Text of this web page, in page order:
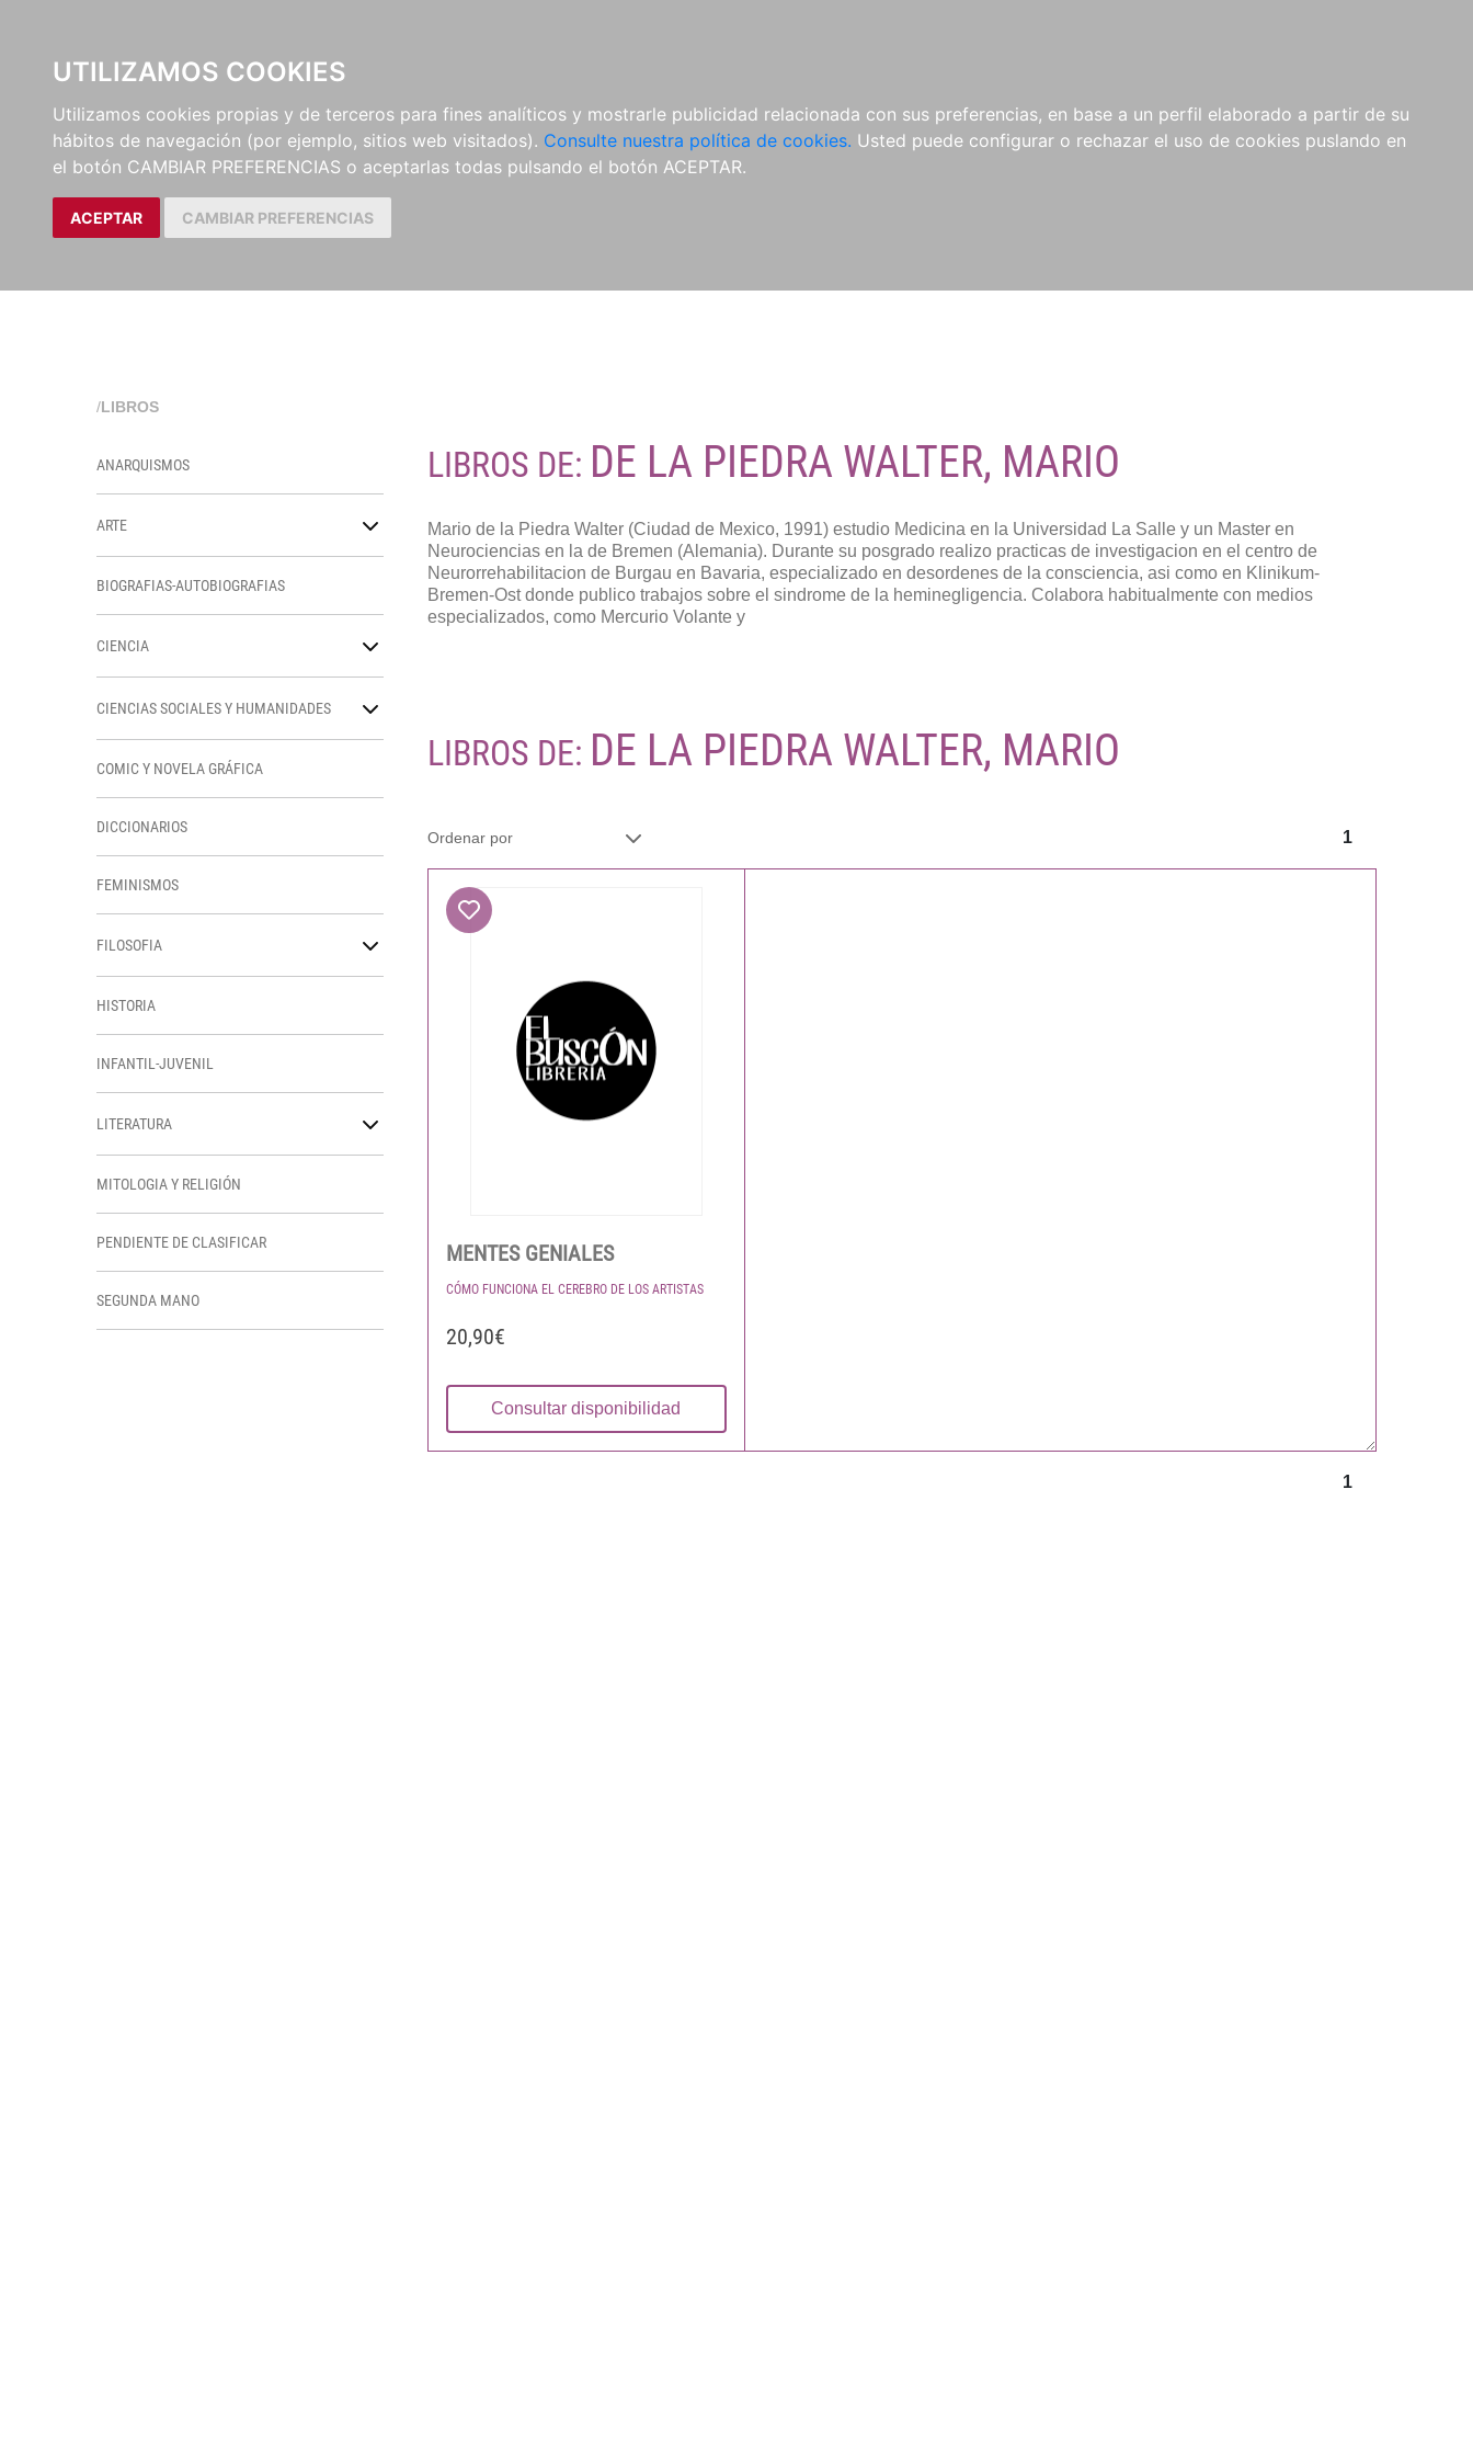
UTILIZAMOS COOKIES
Utilizamos cookies propias y de terceros para fines analíticos y mostrarle publicidad relacionada con sus preferencias, en base a un perfil elaborado a partir de su
hábitos de navegación (por ejemplo, sitios web visitados). Consulte nuestra política de cookies. Usted puede configurar o rechazar el uso de cookies puslando en
el botón CAMBIAR PREFERENCIAS o aceptarlas todas pulsando el botón ACEPTAR.
ACEPTAR CAMBIAR PREFERENCIAS
/LIBROS
ANARQUISMOS
ARTE
BIOGRAFIAS-AUTOBIOGRAFIAS
CIENCIA
CIENCIAS SOCIALES Y HUMANIDADES
COMIC Y NOVELA GRÁFICA
DICCIONARIOS
FEMINISMOS
FILOSOFIA
HISTORIA
INFANTIL-JUVENIL
LITERATURA
MITOLOGIA Y RELIGIÓN
PENDIENTE DE CLASIFICAR
SEGUNDA MANO
LIBROS DE: DE LA PIEDRA WALTER, MARIO
Mario de la Piedra Walter (Ciudad de Mexico, 1991) estudio Medicina en la Universidad La Salle y un Master en
Neurociencias en la de Bremen (Alemania). Durante su posgrado realizo practicas de investigacion en el centro de
Neurorrehabilitacion de Burgau en Bavaria, especializado en desordenes de la consciencia, asi como en Klinikum-
Bremen-Ost donde publico trabajos sobre el sindrome de la heminegligencia. Colabora habitualmente con medios
especializados, como Mercurio Volante y
LIBROS DE: DE LA PIEDRA WALTER, MARIO
1
MENTES GENIALES
CÓMO FUNCIONA EL CEREBRO DE LOS ARTISTAS
20,90€
Consultar disponibilidad
1